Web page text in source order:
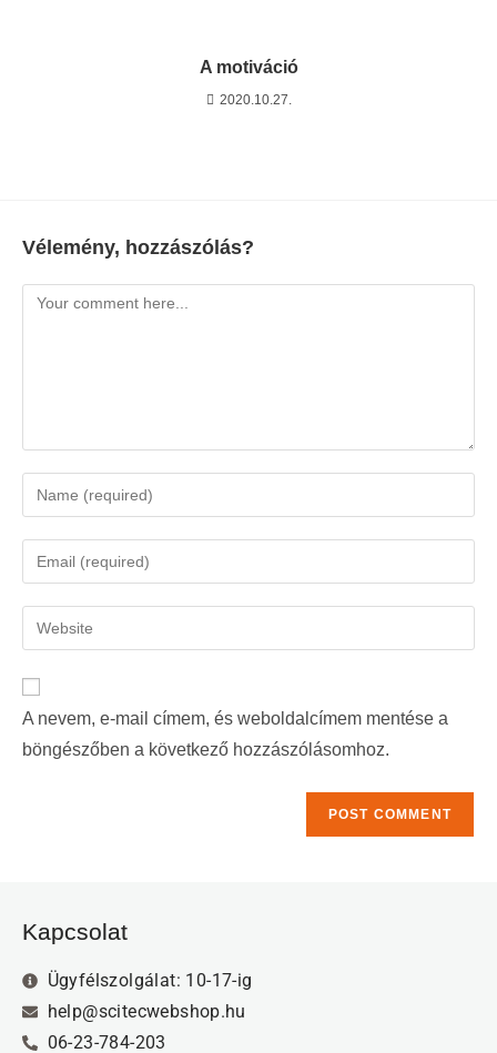
A motiváció
2020.10.27.
Vélemény, hozzászólás?
A nevem, e-mail címem, és weboldalcímem mentése a
böngészőben a következő hozzászólásomhoz.
Kapcsolat
Ügyfélszolgálat: 10-17-ig
help@scitecwebshop.hu
06-23-784-203